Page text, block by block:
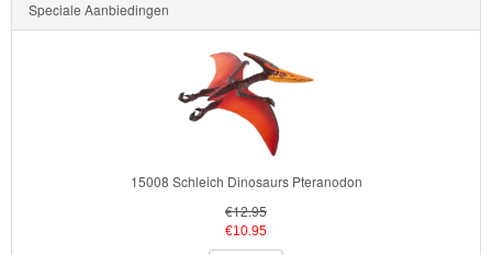
Trolls
Speciale Aanbiedingen
15008 Schleich Dinosaurs Pteranodon
€12.95
€10.95